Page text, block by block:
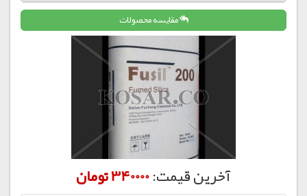
مقایسه محصولات
آخرین قیمت:340000 تومان